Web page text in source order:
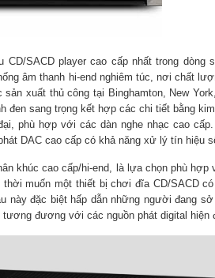
CD/SACD player cao cấp nhất trong dòng
âm thanh hi-end nghiêm túc, nơi chất
xuất thủ công tại Binghamton, New
đen sang trọng kết hợp các chi tiết bằng
phù hợp với các dàn nghe nhạc cao
DAC cao cấp có khả năng xử lý tín hiệu
khúc cao cấp/hi-end, là lựa chọn phù
muốn một thiết bị chơi đĩa CD/SACD
này đặc biệt hấp dẫn những người đang
đương với các nguồn phát digital hiện